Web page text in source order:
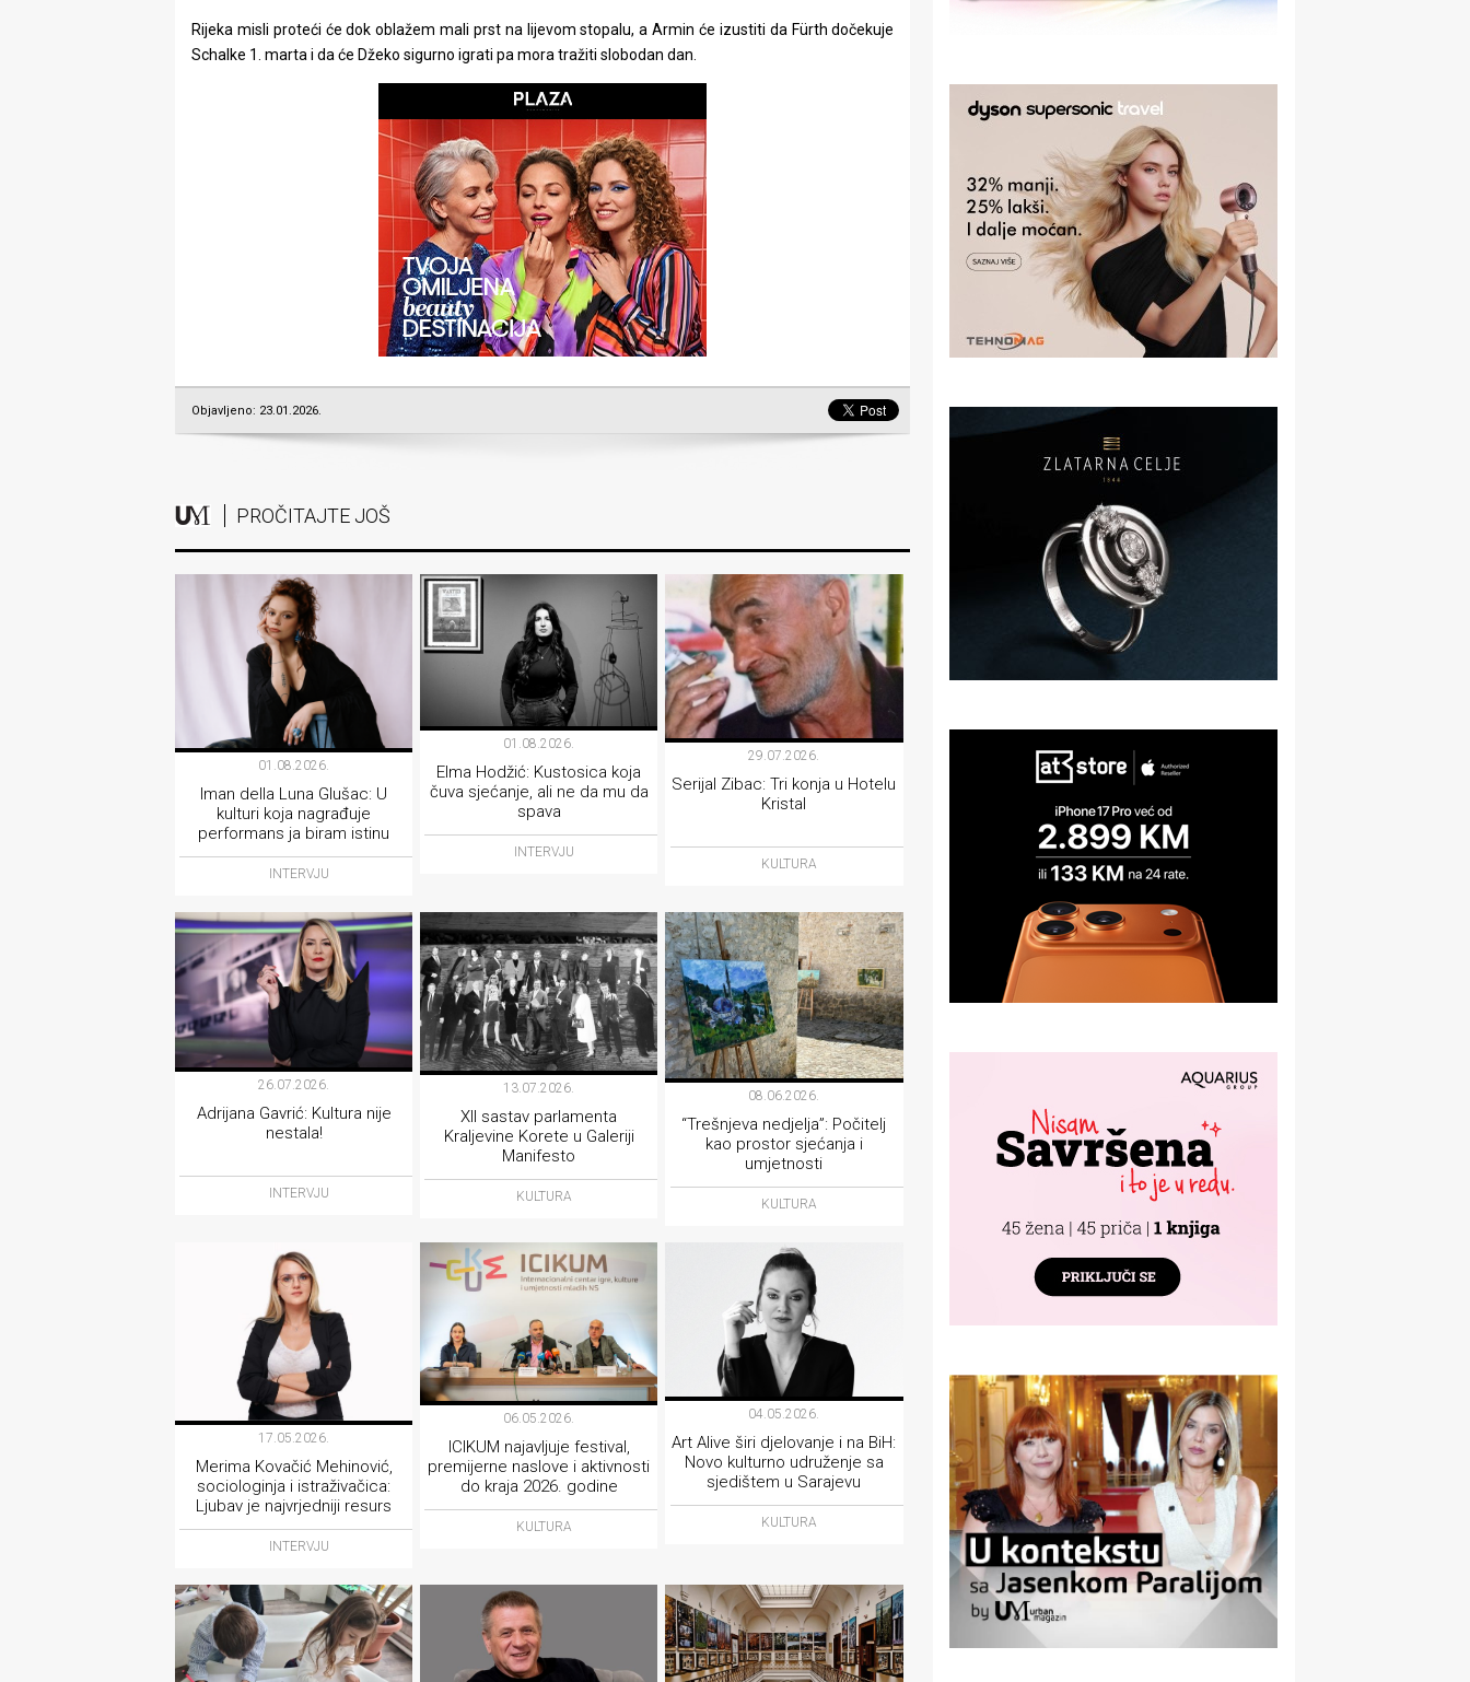
Rijeka misli proteći će dok oblažem mali prst na lijevom stopalu, a Armin će izustiti da Fürth dočekuje
Schalke 1. marta i da će Džeko sigurno igrati pa mora tražiti slobodan dan.
Objavljeno: 23.01.2026.
PROČITAJTE JOŠ
01.08.2026.
Iman della Luna Glušac: U
kulturi koja nagrađuje
performans ja biram istinu
INTERVJU
01.08.2026.
Elma Hodžić: Kustosica koja
čuva sjećanje, ali ne da mu da
spava
INTERVJU
29.07.2026.
Serijal Zibac: Tri konja u Hotelu
Kristal
KULTURA
26.07.2026.
Adrijana Gavrić: Kultura nije
nestala!
INTERVJU
13.07.2026.
XII sastav parlamenta
Kraljevine Korete u Galeriji
Manifesto
KULTURA
08.06.2026.
“Trešnjeva nedjelja”: Počitelj
kao prostor sjećanja i
umjetnosti
KULTURA
17.05.2026.
Merima Kovačić Mehinović,
sociologinja i istraživačica:
Ljubav je najvrjedniji resurs
INTERVJU
06.05.2026.
ICIKUM najavljuje festival,
premijerne naslove i aktivnosti
do kraja 2026. godine
KULTURA
04.05.2026.
Art Alive širi djelovanje i na BiH:
Novo kulturno udruženje sa
sjedištem u Sarajevu
KULTURA